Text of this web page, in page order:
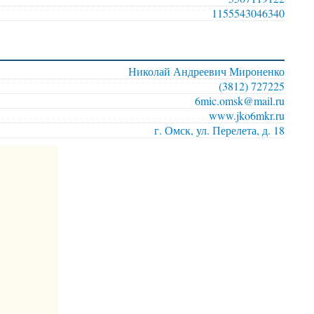
1155543046340
Николай Андреевич Мироненко
(3812) 727225
6mic.omsk@mail.ru
www.jko6mkr.ru
г. Омск, ул. Перелета, д. 18